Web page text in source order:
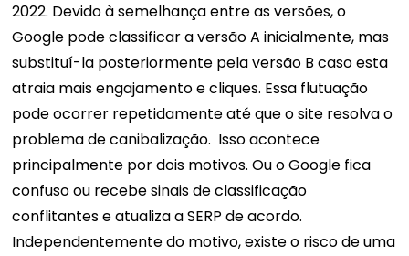
2022. Devido à semelhança entre as versões, o
Google pode classificar a versão A inicialmente, mas
substituí-la posteriormente pela versão B caso esta
atraia mais engajamento e cliques. Essa flutuação
pode ocorrer repetidamente até que o site resolva o
problema de canibalização. Isso acontece
principalmente por dois motivos. Ou o Google fica
confuso ou recebe sinais de classificação
conflitantes e atualiza a SERP de acordo.
Independentemente do motivo, existe o risco de uma